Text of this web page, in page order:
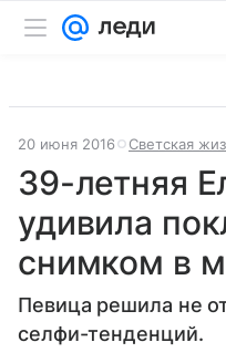
20 июня 2016 Светская
39-летняя
удивила
снимком в
Певица решила не
селфи-тенденций.